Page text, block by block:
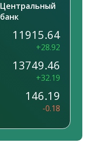
Центральный
банк
11915.64
+28.92
13749.46
+32.19
146.19
-0.18